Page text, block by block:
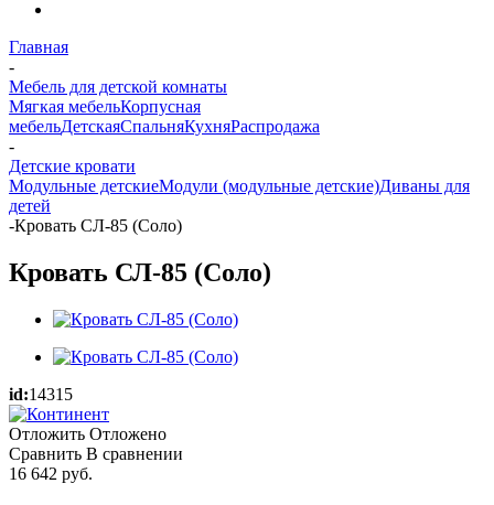
Главная
-
Мебель для детской комнаты
Мягкая мебельКорпусная
мебельДетскаяСпальняКухняРаспродажа
-
Детские кровати
Модульные детскиеМодули (модульные детские)Диваны для
детей
-Кровать СЛ-85 (Соло)
Кровать СЛ-85 (Соло)
id:14315
Отложить Отложено
Сравнить В сравнении
16 642 руб.